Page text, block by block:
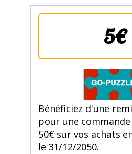
5€
Bénéficiez d'une
pour une
50€ sur vos achats
le 31/12/2050.